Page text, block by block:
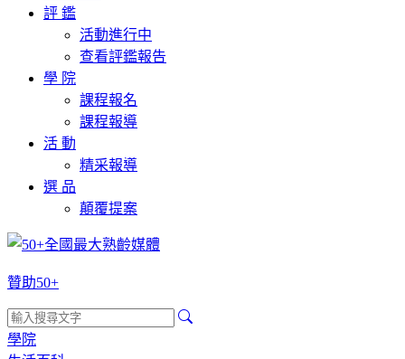
評 鑑
活動進行中
查看評鑑報告
學 院
課程報名
課程報導
活 動
精采報導
選 品
顛覆提案
贊助50+
學院